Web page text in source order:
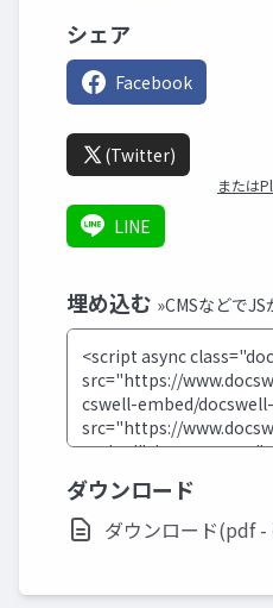
シェア
Facebook
(Twitter)
または
LINE
埋め込む »CMSなどで
ダウンロード
ダウンロード(pdf -